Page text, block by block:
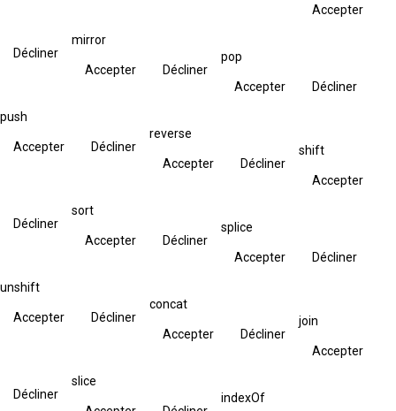
Accepter
Décliner
mirror
Accepter Décliner
pop
Accepter Décliner
push
Accepter Décliner
reverse
Accepter Décliner
shift
Accepter
Décliner
sort
Accepter Décliner
splice
Accepter Décliner
unshift
Accepter Décliner
concat
Accepter Décliner
join
Accepter
Décliner
slice
indexOf